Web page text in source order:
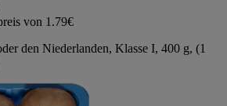
von 1.79€
den Niederlanden, Klasse I, 400 g, (1